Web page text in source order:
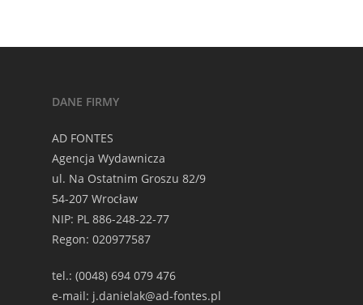
DANE FIRMY
AD FONTES
Agencja Wydawnicza
ul. Na Ostatnim Groszu 82/9
54-207 Wrocław
NIP: PL 886-248-22-77
Regon: 020977587
tel.: (0048) 694 079 476
e-mail: j.danielak@ad-fontes.pl